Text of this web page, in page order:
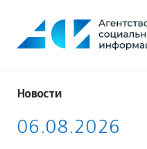
содержанию
Новости
06.08.2026